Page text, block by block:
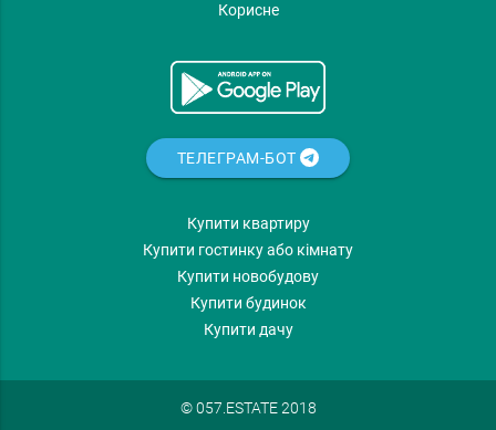
Корисне
ТЕЛЕГРАМ-БОТ
Купити квартиру
Купити гостинку або кімнату
Купити новобудову
Купити будинок
Купити дачу
© 057.ESTATE 2018